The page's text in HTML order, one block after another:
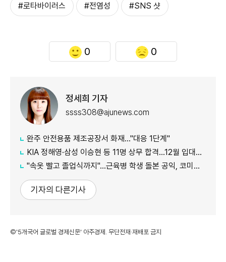
#로타바이러스 #전염성 #SNS 샷
0 0
정세희 기자
ssss308@ajunews.com
완주 안전용품 제조공장서 화재…"대응 1단계"
KIA 정해영·삼성 이승현 등 11명 상무 합격…12월 입대해 2028년 6월 전역
"속옷 빨고 졸업식까지"…근육병 학생 돌본 공익, 코미디언 김규원이었다
기자의 다른기사
©'5개국어 글로벌 경제신문' 아주경제. 무단전재·재배포 금지